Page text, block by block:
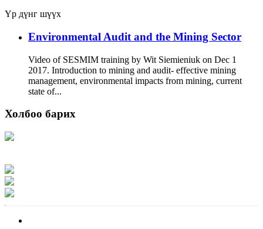
Үр дүнг шүүх
Environmental Audit and the Mining Sector
Video of SESMIM training by Wit Siemieniuk on Dec 1
2017. Introduction to mining and audit- effective mining
management, environmental impacts from mining, current
state of...
Холбоо барих